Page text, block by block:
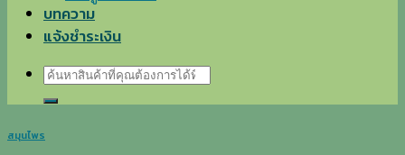
บทความ
แจ้งชำระเงิน
ค้นหา:
สมุนไพร